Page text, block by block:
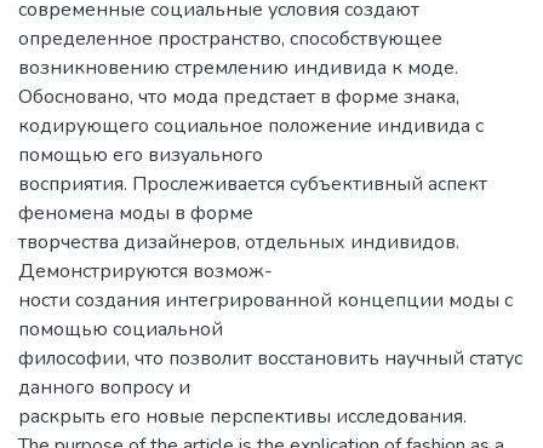
современные социальные условия создают
определенное пространство, способствующее
возникновению стремлению индивида к моде.
Обосновано, что мода предстает в форме знака,
кодирующего социальное положение индивида с
помощью его визуального
восприятия. Прослеживается субъективный аспект
феномена моды в форме
творчества дизайнеров, отдельных индивидов.
Демонстрируются возмож-
ности создания интегрированной концепции моды с
помощью социальной
философии, что позволит восстановить научный статус
данного вопросу и
раскрыть его новые перспективы исследования.